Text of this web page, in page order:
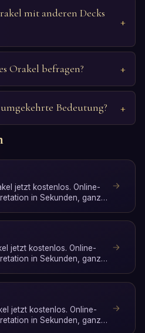
mit anderen Decks
Orakel befragen?
Bedeutung?
jetzt kostenlos. Online-
in Sekunden, ganz
jetzt kostenlos. Online-
in Sekunden, ganz
jetzt kostenlos. Online-
in Sekunden, ganz